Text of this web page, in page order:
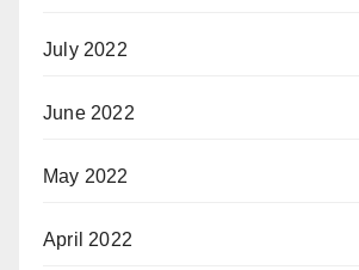
July 2022
June 2022
May 2022
April 2022